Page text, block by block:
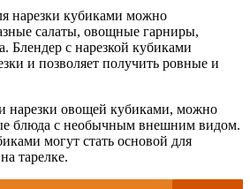
нарезки кубиками можно
салаты, овощные гарниры,
Блендер с нарезкой кубиками
и позволяет получить ровные и
нарезки овощей кубиками, можно
блюда с необычным внешним видом.
могут стать основой для
тарелке.